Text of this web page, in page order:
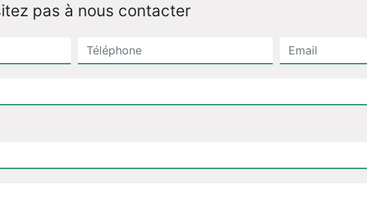
pas à nous contacter